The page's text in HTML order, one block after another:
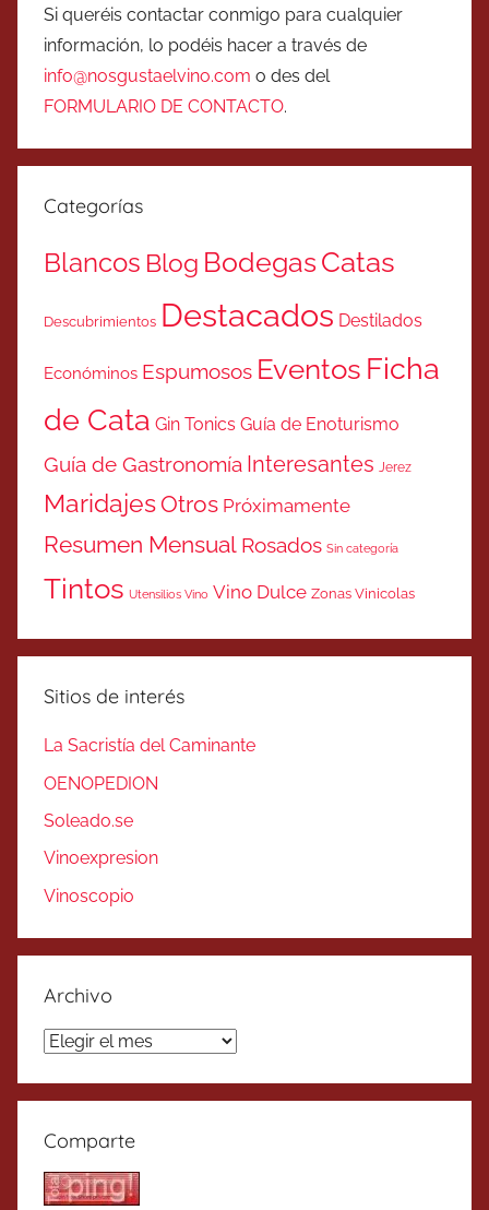
Si queréis contactar conmigo para cualquier
información, lo podéis hacer a través de
info@nosgustaelvino.com o des del
FORMULARIO DE CONTACTO.
Categorías
Blancos Blog BodegasCatas
Descubrimientos Destacados Destilados
Económinos Espumosos Eventos Ficha
de Cata Gin Tonics Guía de Enoturismo
Guía de Gastronomía Interesantes Jerez
MaridajesOtros Próximamente
Resumen Mensual Rosados Sin categoría
Tintos Utensilios Vino Vino Dulce Zonas Vinicolas
Sitios de interés
La Sacristía del Caminante
OENOPEDION
Soleado.se
Vinoexpresion
Vinoscopio
Archivo
Archivo
Comparte